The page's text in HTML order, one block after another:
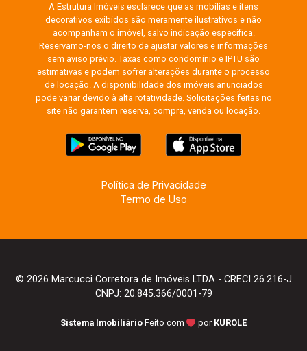
A Estrutura Imóveis esclarece que as mobílias e itens
decorativos exibidos são meramente ilustrativos e não
acompanham o imóvel, salvo indicação específica.
Reservamo-nos o direito de ajustar valores e informações
sem aviso prévio. Taxas como condomínio e IPTU são
estimativas e podem sofrer alterações durante o processo
de locação. A disponibilidade dos imóveis anunciados
pode variar devido à alta rotatividade. Solicitações feitas no
site não garantem reserva, compra, venda ou locação.
Política de Privacidade
Termo de Uso
© 2026 Marcucci Corretora de Imóveis LTDA - CRECI 26.216-J
CNPJ: 20.845.366/0001-79
Sistema Imobiliário Feito com por KUROLE